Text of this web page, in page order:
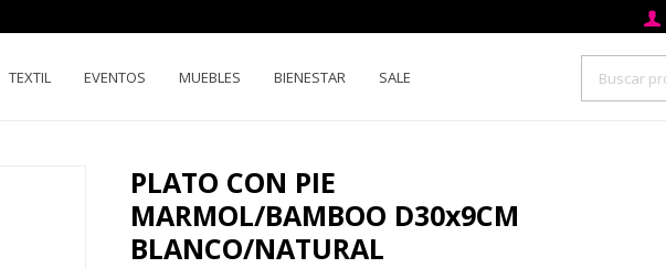
TEXTIL EVENTOS MUEBLES BIENESTAR SALE
PLATO CON PIE
MARMOL/BAMBOO D30x9CM
BLANCO/NATURAL